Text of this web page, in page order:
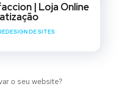
| Loja Online
DE SITES
o seu website?